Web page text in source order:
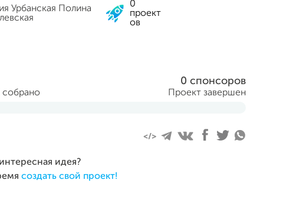
Урбанская Полина
0
проект
ов
собрано
0 спонсоров
Проект завершен
идея?
создать свой проект!